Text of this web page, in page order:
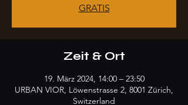
GRATIS
Zeit & Ort
19. März 2024, 14:00 – 23:50
URBAN VIOR, Löwenstrasse 2, 8001 Zürich,
Switzerland